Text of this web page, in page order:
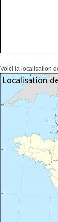
Voici la localisation